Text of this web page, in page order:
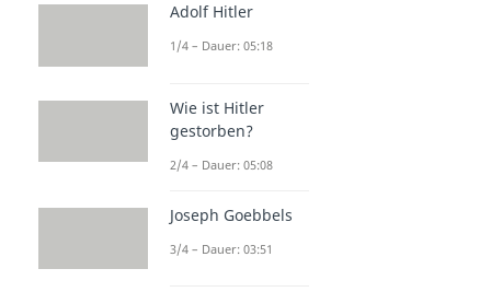
Adolf Hitler
1/4 – Dauer: 05:18
Wie ist Hitler
gestorben?
2/4 – Dauer: 05:08
Joseph Goebbels
3/4 – Dauer: 03:51